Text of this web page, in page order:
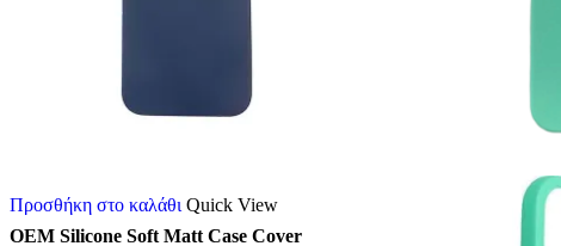
Προσθήκη στο καλάθι Quick View
OEM Silicone Soft Matt Case Cover